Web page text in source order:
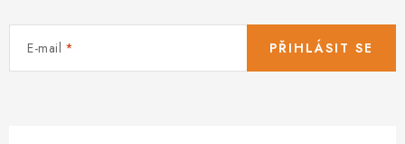
E-mail PŘIHLÁSIT SE